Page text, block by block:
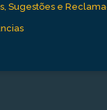
Sugestões e